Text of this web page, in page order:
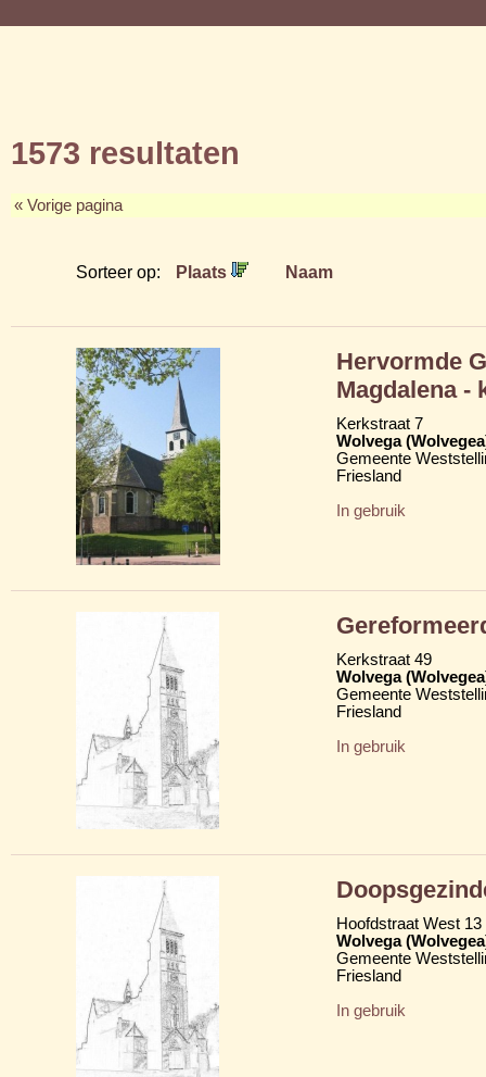
1573 resultaten
« Vorige pagina
Sorteer op: Plaats Naam
Hervormde
Magdalena -
Kerkstraat 7
Wolvega
Gemeente
Friesland
In gebruik
Kerkstraat 49
Wolvega
Gemeente
Friesland
In gebruik
Hoofdstraat West 13
Wolvega
Gemeente
Friesland
In gebruik